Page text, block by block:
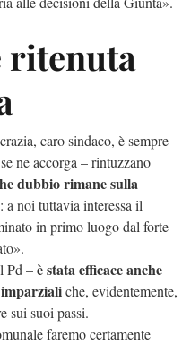
ritenuta
caro sindaco, è sempre
ne accorga – rintuzzano
dubbio rimane sulla
: a noi tuttavia interessa il
in primo luogo dal forte
Pd –è stata efficace anche
che, evidentemente,
sui suoi passi.
faremo certamente